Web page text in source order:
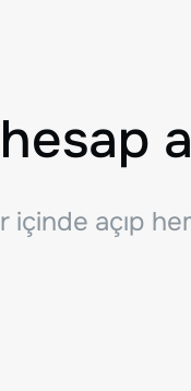
içinde açıp